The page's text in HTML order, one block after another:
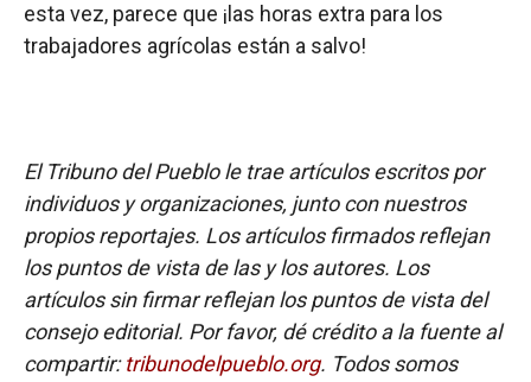
esta vez, parece que ¡las horas extra para los
trabajadores agrícolas están a salvo!
El Tribuno del Pueblo le trae artículos escritos por
individuos y organizaciones, junto con nuestros
propios reportajes. Los artículos firmados reflejan
los puntos de vista de las y los autores. Los
artículos sin firmar reflejan los puntos de vista del
consejo editorial. Por favor, dé crédito a la fuente al
compartir:tribunodelpueblo.org. Todos somos